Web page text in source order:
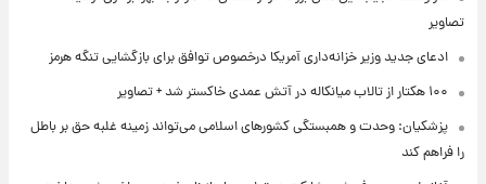
تصاویر
ادعای جدید وزیر خزانه‌داری آمریکا درخصوص توافق برای بازگشایی تنگه هرمز
۱۰۰ هکتار از تالاب میانکاله در آتش عمدی خاکستر شد + تصاویر
پزشکیان: وحدت و همبستگی کشورهای اسلامی می‌تواند زمینه غلبه حق بر باطل
را فراهم کند